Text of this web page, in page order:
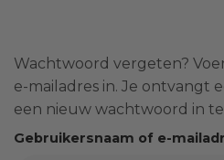
Wachtwoord vergeten?
e-mailadres in. Je ontvangt
een nieuw wachtwoord in
Gebruikersnaam of e-